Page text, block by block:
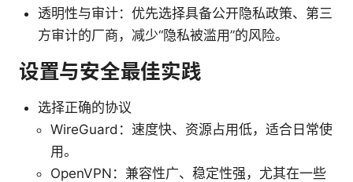
透明性与审计：优先选择具备公开隐私政策、第三
方审计的厂商，减少“隐私被滥用”的风险。
设置与安全最佳实践
选择正确的协议
WireGuard：速度快、资源占用低，适合日常使
用。
OpenVPN：兼容性广、稳定性强，尤其在一些